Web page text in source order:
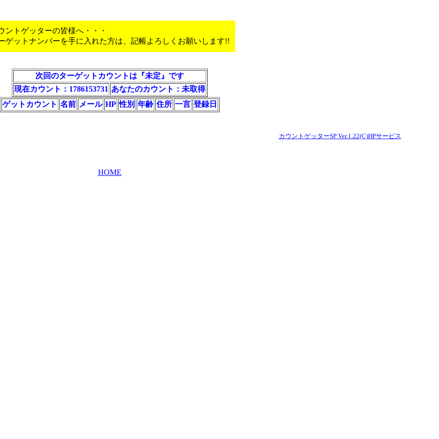
ントゲッターの皆様へ・・・
ゲットナンバーを手に入れた方は、記帳よろしくお願いします!!
次回のターゲットカウントは『未定』です
現在カウント：1786153731 あなたのカウント：未取得
ゲットカウント 名前 メール HP 性別 年齢 住所 一言 登録日
カウントゲッターSP Ver.1.22(C)HPサービス
HOME